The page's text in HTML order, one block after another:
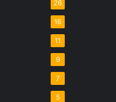
26
16
11
9
7
5